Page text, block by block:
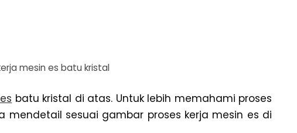
mesin es batu kristal
batu kristal di atas. Untuk lebih memahami proses
mendetail sesuai gambar proses kerja mesin es di